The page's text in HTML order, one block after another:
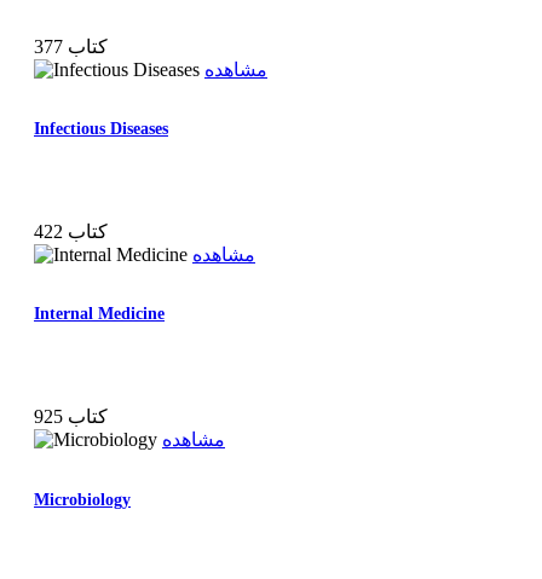
377 کتاب
مشاهده
Infectious Diseases
422 کتاب
مشاهده
Internal Medicine
925 کتاب
مشاهده
Microbiology